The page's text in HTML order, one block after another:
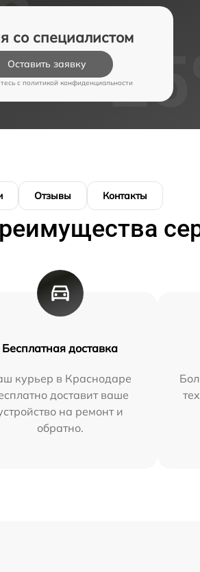
со специалистом
Оставить заявку
c политикой конфиденциальности
Отзывы Контакты
Бесплатная доставка
курьер в Краснодаре
доставит ваше
на ремонт и
обратно.